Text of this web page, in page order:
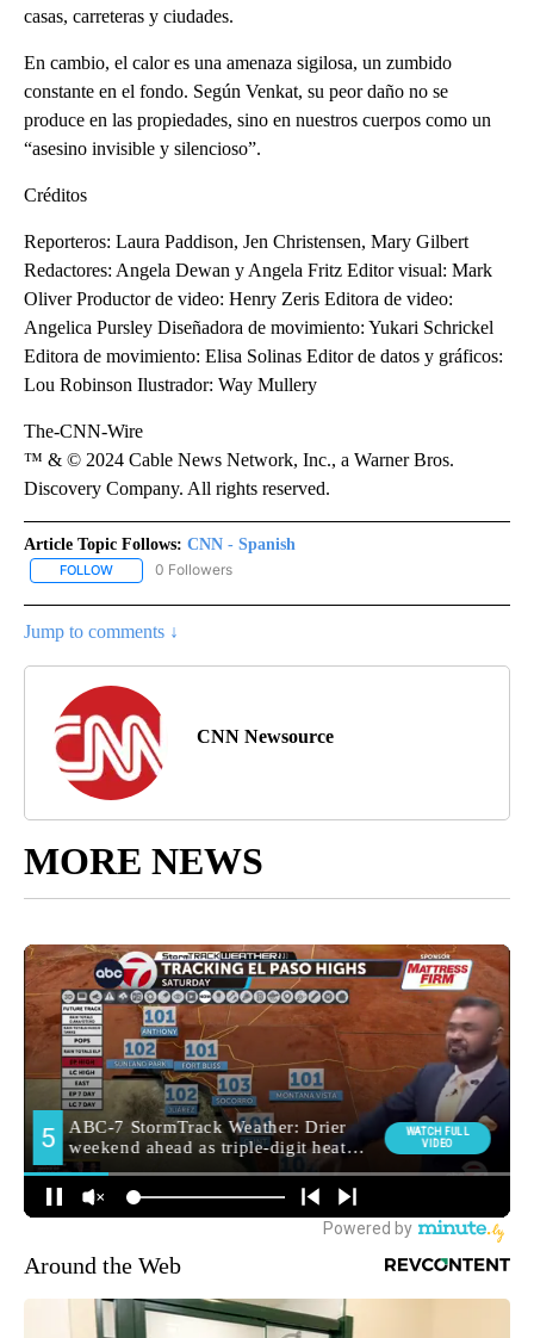
casas, carreteras y ciudades.
En cambio, el calor es una amenaza sigilosa, un zumbido
constante en el fondo. Según Venkat, su peor daño no se
produce en las propiedades, sino en nuestros cuerpos como un
“asesino invisible y silencioso”.
Créditos
Reporteros: Laura Paddison, Jen Christensen, Mary Gilbert
Redactores: Angela Dewan y Angela Fritz Editor visual: Mark
Oliver Productor de video: Henry Zeris Editora de video:
Angelica Pursley Diseñadora de movimiento: Yukari Schrickel
Editora de movimiento: Elisa Solinas Editor de datos y gráficos:
Lou Robinson Ilustrador: Way Mullery
The-CNN-Wire
™ & © 2024 Cable News Network, Inc., a Warner Bros.
Discovery Company. All rights reserved.
Article Topic Follows: CNN - Spanish
FOLLOW FOLLOW "CNN - SPANISH" TO RECEIVE NOTIFICATIONS ABOUT
0 Followers
Jump to comments ↓
CNN Newsource
MORE NEWS
Around the Web